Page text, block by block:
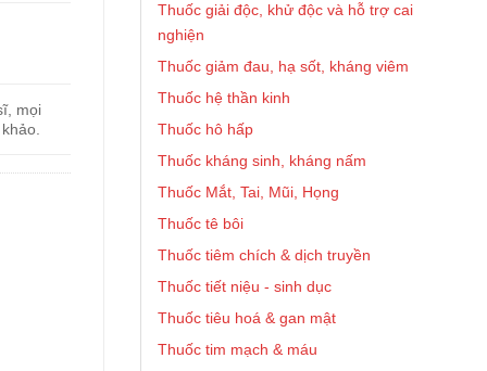
Thuốc giải độc, khử độc và hỗ trợ cai
nghiện
Thuốc giảm đau, hạ sốt, kháng viêm
Thuốc hệ thần kinh
Thuốc hô hấp
Thuốc kháng sinh, kháng nấm
Thuốc Mắt, Tai, Mũi, Họng
Thuốc tê bôi
Thuốc tiêm chích & dịch truyền
Thuốc tiết niệu - sinh dục
Thuốc tiêu hoá & gan mật
Thuốc tim mạch & máu
mọi